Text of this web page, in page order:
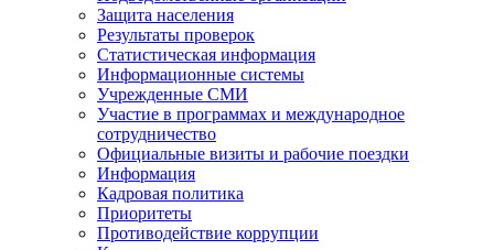
Защита населения
Результаты проверок
Статистическая информация
Информационные системы
Учрежденные СМИ
Участие в программах и международное
сотрудничество
Официальные визиты и рабочие поездки
Информация
Кадровая политика
Приоритеты
Противодействие коррупции